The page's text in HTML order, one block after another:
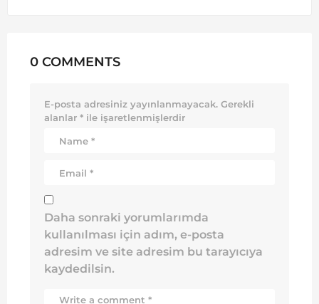
0 COMMENTS
E-posta adresiniz yayınlanmayacak. Gerekli
alanlar * ile işaretlenmişlerdir
Daha sonraki yorumlarımda
kullanılması için adım, e-posta
adresim ve site adresim bu tarayıcıya
kaydedilsin.